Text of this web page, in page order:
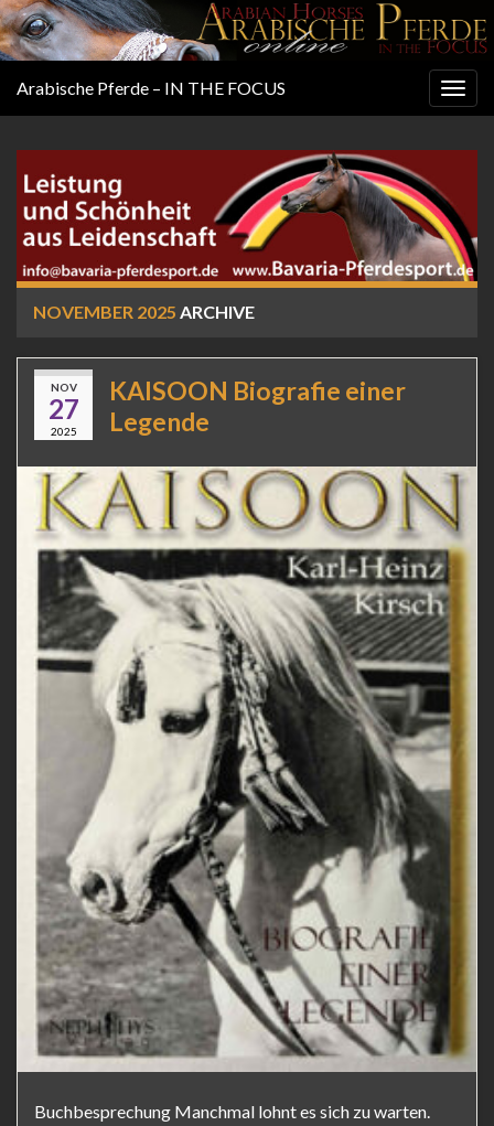
Arabische Pferde – IN THE FOCUS
NOVEMBER 2025 ARCHIVE
NOV
27
2025
KAISOON Biografie einer
Legende
Buchbesprechung Manchmal lohnt es sich zu warten.